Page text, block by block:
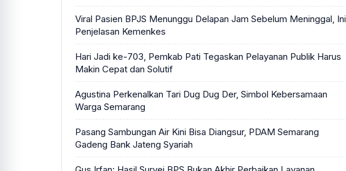
Viral Pasien BPJS Menunggu Delapan Jam Sebelum Meninggal, Ini
Penjelasan Kemenkes
Hari Jadi ke-703, Pemkab Pati Tegaskan Pelayanan Publik Harus
Makin Cepat dan Solutif
Agustina Perkenalkan Tari Dug Dug Der, Simbol Kebersamaan
Warga Semarang
Pasang Sambungan Air Kini Bisa Diangsur, PDAM Semarang
Gadeng Bank Jateng Syariah